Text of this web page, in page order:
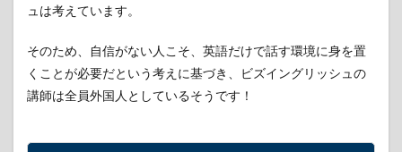
ュは考えています。
そのため、自信がない人こそ、英語だけで話す環境に身を置
くことが必要だという考えに基づき、ビズイングリッシュの
講師は全員外国人としているそうです！